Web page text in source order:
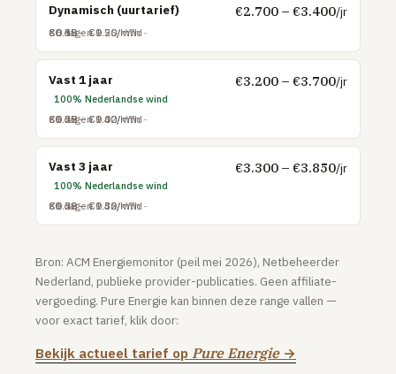
TOP PROVIDERS
Online.nl
Tweak
Sim-only vergelijken
TOP PROVIDERS
KPN
Vodafone
Odido
Dynamisch (uurtarief)
€0.18 – €0.26/kWh
€0.95 – €1.20/m³
€6.50 – €9.50/mnd
30 dagen
€2.700 – €3.400/jr
Vast 1 jaar
100% Nederlandse wind
€0.27 – €0.30/kWh
€1.28 – €1.42/m³
€5.50 – €9.00/mnd
30 dagen
€3.200 – €3.700/jr
Vast 3 jaar
100% Nederlandse wind
€0.28 – €0.32/kWh
€1.32 – €1.46/m³
€5.50 – €9.50/mnd
30 dagen
€3.300 – €3.850/jr
Bron: ACM Energiemonitor (peil mei 2026), Netbeheerder
Nederland, publieke provider-publicaties. Geen affiliate-
vergoeding. Pure Energie kan binnen deze range vallen —
voor exact tarief, klik door:
Bekijk actueel tarief op Pure Energie→